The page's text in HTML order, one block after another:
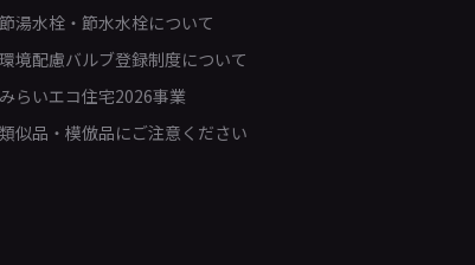
節湯水栓・節水水栓について
環境配慮バルブ登録制度について
みらいエコ住宅2026事業
類似品・模倣品にご注意ください